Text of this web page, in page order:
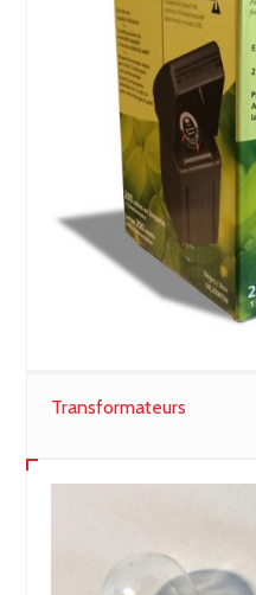
Transformateurs